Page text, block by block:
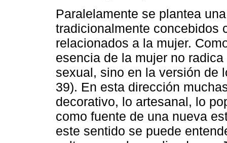
Paralelamente se plantea
tradicionalmente concebidos
relacionados a la mujer.
esencia de la mujer no
sexual, sino en la versión de
39). En esta dirección
decorativo, lo artesanal, lo
como fuente de una nueva
este sentido se puede